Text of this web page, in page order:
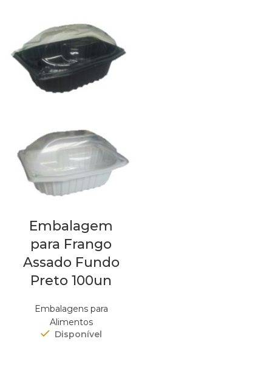
Embalagem
para Frango
Assado Fundo
Preto 100un
Embalagens para
Alimentos
Disponível